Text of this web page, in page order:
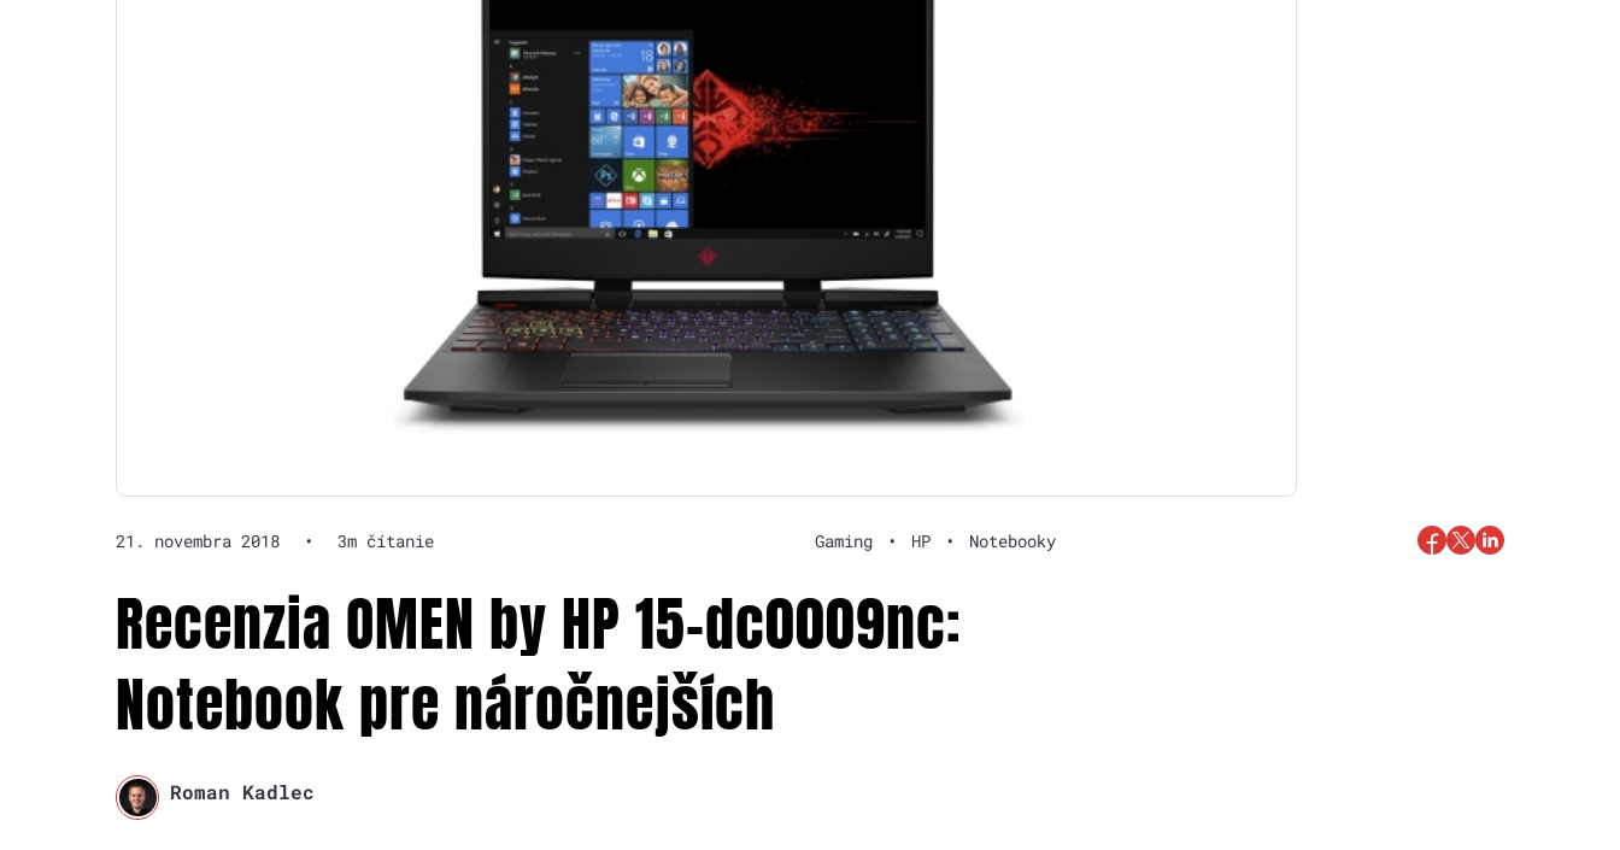
21. novembra 2018 • 3m čítanie Gaming • HP • Notebooky
Recenzia OMEN by HP 15-dc0009nc:
Notebook pre náročnejších
Roman Kadlec